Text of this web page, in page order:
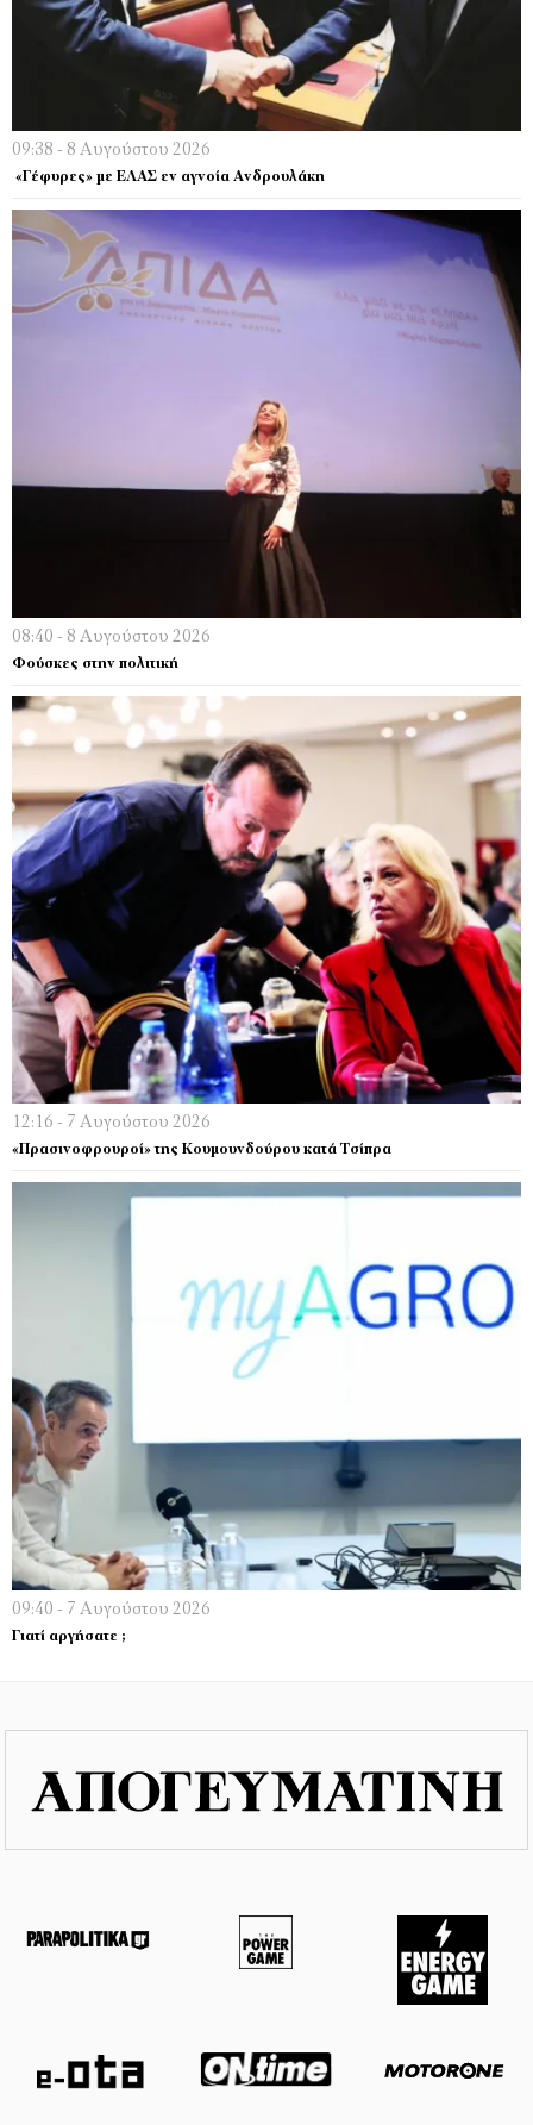
09:38 - 8 Αυγούστου 2026
«Γέφυρες» με ΕΛΑΣ εν αγνοία Ανδρουλάκη
08:40 - 8 Αυγούστου 2026
Φούσκες στην πολιτική
12:16 - 7 Αυγούστου 2026
«Πρασινοφρουροί» της Κουμουνδούρου κατά Τσίπρα
09:40 - 7 Αυγούστου 2026
Γιατί αργήσατε ;